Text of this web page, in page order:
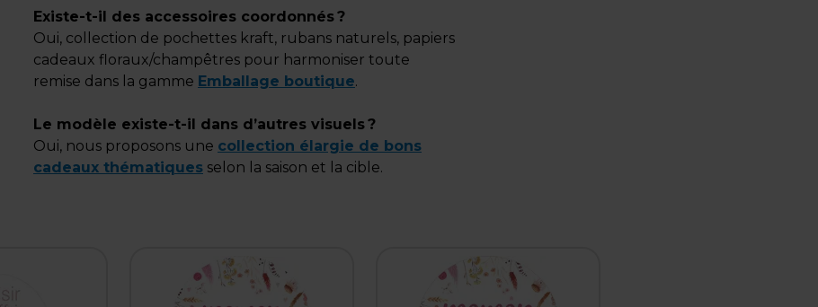
Existe-t-il des accessoires coordonnés ?
Oui, collection de pochettes kraft, rubans naturels, papiers
cadeaux floraux/champêtres pour harmoniser toute
remise dans la gamme Emballage boutique.
Le modèle existe-t-il dans d’autres visuels ?
Oui, nous proposons une collection élargie de bons
cadeaux thématiques selon la saison et la cible.